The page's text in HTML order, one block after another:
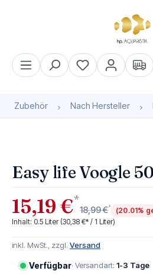
Zubehör Nach Hersteller
Easy life Voogle
15,19 €*
18,99 €*
(20.01%
Inhalt: 0.5 Liter (30,38 €* / 1 Liter)
inkl. MwSt., zzgl. Versand
Verfügbar· Versandart: 1-3 Tage